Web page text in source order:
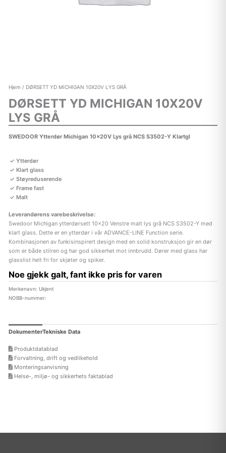
Hjem / DØRSETT YD MICHIGAN 10X20V LYS GRÅ
DØRSETT YD MICHIGAN 10X20V
LYS GRÅ
SWEDOOR Ytterdør Michigan 10x20V Lys grå NCS S3502-Y Klartgl
Ytterdør
Klart glass
Støyreduserende
Frame fast
Malt
Leverandørens varebeskrivelse:
Swedoor Michigan ytterdørsett 10×20 Venstre malt lys grå NCS S3502-Y med
klart glass. Dette er en ytterdør i vår ADVANCE-LINE Function serie.
Kombinasjonen av funkisinspirert design med en solid konstruksjon gir en dør
som er både stilren og har god sikkerhet mot innbrudd. Dører med glass har
glasslist helt fri for skjøter og spiker.
Noe gjekk galt, fant ikke pris for varen
Merkenavn: Ukjent
NOBB-nummer:
DokumenterTekniske Data
Produktdatablad
Forvaltning, drift og vedlikehold
Monteringsanvisning
Helse-, miljø- og sikkerhets faktablad